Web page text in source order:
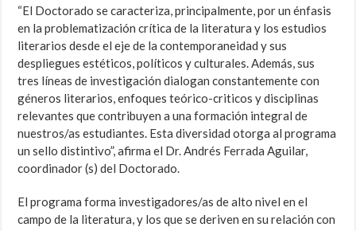
“El Doctorado se caracteriza, principalmente, por un énfasis
en la problematización crítica de la literatura y los estudios
literarios desde el eje de la contemporaneidad y sus
despliegues estéticos, políticos y culturales. Además, sus
tres líneas de investigación dialogan constantemente con
géneros literarios, enfoques teórico-criticos y disciplinas
relevantes que contribuyen a una formación integral de
nuestros/as estudiantes. Esta diversidad otorga al programa
un sello distintivo”, afirma el Dr. Andrés Ferrada Aguilar,
coordinador (s) del Doctorado.
El programa forma investigadores/as de alto nivel en el
campo de la literatura, y los que se deriven en su relación con